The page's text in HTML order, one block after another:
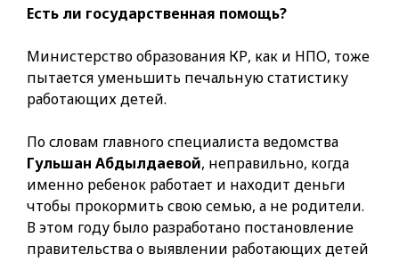
Есть ли государственная помощь?
Министерство образования КР, как и НПО, тоже
пытается уменьшить печальную статистику
работающих детей.
По словам главного специалиста ведомства
Гульшан Абдылдаевой, неправильно, когда
именно ребенок работает и находит деньги
чтобы прокормить свою семью, а не родители.
В этом году было разработано постановление
правительства о выявлении работающих детей